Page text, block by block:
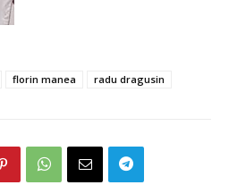
florin manea radu dragusin